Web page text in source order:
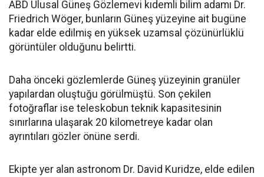
ABD Ulusal Güneş Gözlemevi kıdemli bilim adamı Dr.
Friedrich Wöger, bunların Güneş yüzeyine ait bugüne
kadar elde edilmiş en yüksek uzamsal çözünürlüklü
görüntüler olduğunu belirtti.
Daha önceki gözlemlerde Güneş yüzeyinin granüler
yapılardan oluştuğu görülmüştü. Son çekilen
fotoğraflar ise teleskobun teknik kapasitesinin
sınırlarına ulaşarak 20 kilometreye kadar olan
ayrıntıları gözler önüne serdi.
Ekipte yer alan astronom Dr. David Kuridze, elde edilen